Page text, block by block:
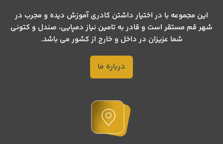
این مجموعه با در اختیار داشتن کادری آموزش دیده و مجرب در
شهر قم مستقر است و قادر به تامین نیاز دمپایی، صندل و کتونی
شما عزیزان در داخل و خارج از کشور می باشد.
درباره ما